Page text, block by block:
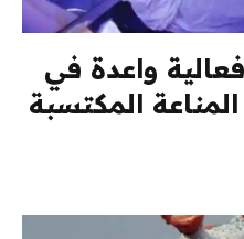
واعدة في
المكتسبة